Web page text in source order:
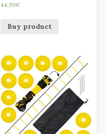
44,99€
Buy product